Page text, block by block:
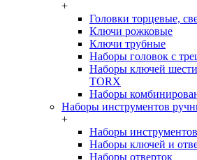
+
Головки торцевые,
Ключи рожковые
Ключи трубные
Наборы головок c
Наборы ключей
TORX
Наборы
Наборы инструментов
+
Наборы инструментов
Наборы ключей и
Наборы отверток